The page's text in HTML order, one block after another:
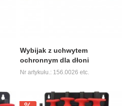
Wybijak z uchwytem
ochronnym dla dłoni
Nr artykułu.: 156.0026 etc.